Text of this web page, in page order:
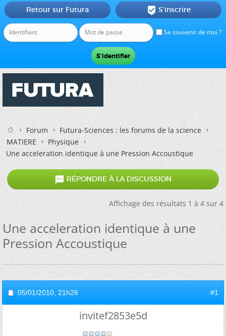
Se souvenir de moi ?
Retour sur Futura  S'inscrire
Forum
Futura-Sciences : les forums de la science
MATIERE
Physique
Une acceleration identique à une Pression Accoustique
 RÉPONDRE À LA DISCUSSION
Affichage des résultats 1 à 4 sur 4
Une acceleration identique à une
Pression Accoustique
05/01/2010, 21h26 #1
invitef2853e5d